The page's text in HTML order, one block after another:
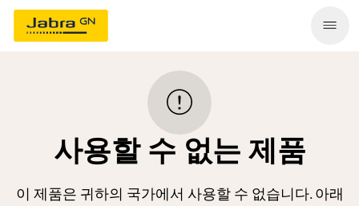
사용할 수 없는 제품
이 제품은 귀하의 국가에서 사용할 수 없습니다. 아래